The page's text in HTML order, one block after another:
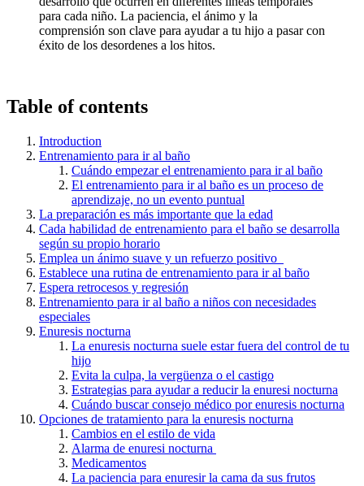
para cada niño. La paciencia, el ánimo y la
comprensión son clave para ayudar a tu hijo a pasar con
éxito de los desordenes a los hitos.
Table of contents
Introduction
Entrenamiento para ir al baño
Cuándo empezar el entrenamiento para ir al baño
El entrenamiento para ir al baño es un proceso de
aprendizaje, no un evento puntual
La preparación es más importante que la edad
Cada habilidad de entrenamiento para el baño se desarrolla
según su propio horario
Emplea un ánimo suave y un refuerzo positivo
Establece una rutina de entrenamiento para ir al baño
Espera retrocesos y regresión
Entrenamiento para ir al baño a niños con necesidades
especiales
Enuresis nocturna
La enuresis nocturna suele estar fuera del control de tu
hijo
Evita la culpa, la vergüenza o el castigo
Estrategias para ayudar a reducir la enuresi nocturna
Cuándo buscar consejo médico por enuresis nocturna
Opciones de tratamiento para la enuresis nocturna
Cambios en el estilo de vida
Alarma de enuresi nocturna
Medicamentos
La paciencia para enuresir la cama da sus frutos